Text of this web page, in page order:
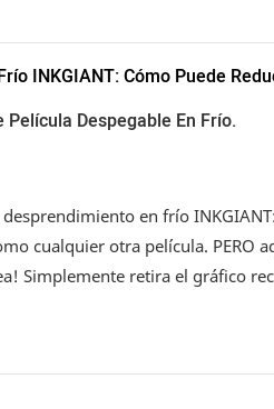
INKGIANT: Cómo Puede
Despegable En Frío.
en frío
cualquier otra película. PERO
Simplemente retira el gráfico